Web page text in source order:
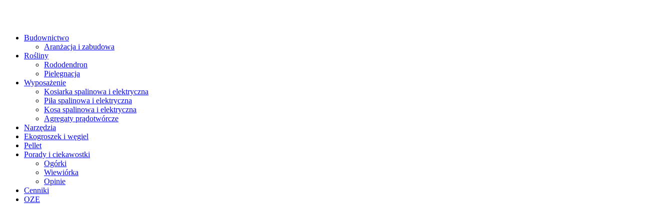
Budownictwo
Aranżacja i zabudowa
Rośliny
Rododendron
Pielęgnacja
Wyposażenie
Kosiarka spalinowa i elektryczna
Piła spalinowa i elektryczna
Kosa spalinowa i elektryczna
Agregaty prądotwórcze
Narzędzia
Ekogroszek i węgiel
Pellet
Porady i ciekawostki
Ogórki
Wiewiórka
Opinie
Cenniki
OZE